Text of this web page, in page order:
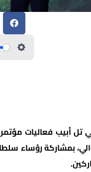
بمشاركة رؤساء